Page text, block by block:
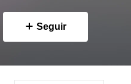
Seguir